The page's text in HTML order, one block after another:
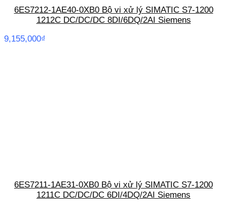
6ES7212-1AE40-0XB0 Bộ vi xử lý SIMATIC S7-1200
1212C DC/DC/DC 8DI/6DQ/2AI Siemens
9,155,000₫
6ES7211-1AE31-0XB0 Bộ vi xử lý SIMATIC S7-1200
1211C DC/DC/DC 6DI/4DQ/2AI Siemens